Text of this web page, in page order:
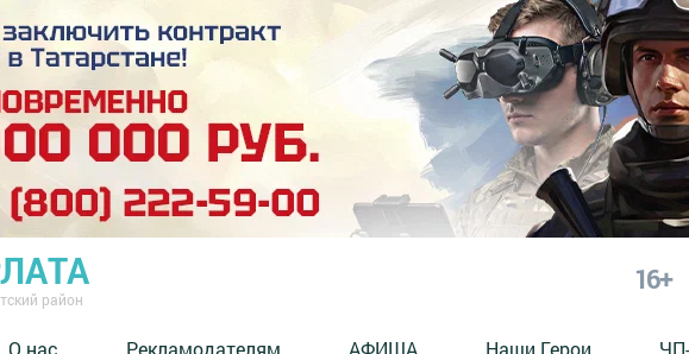
район
16+
О нас Рекламодателям АФИША Наши Герои